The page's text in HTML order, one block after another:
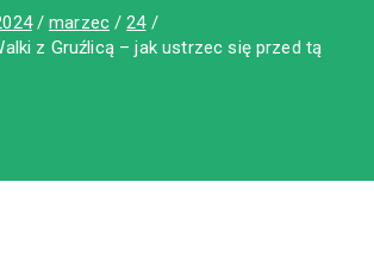
marzec
24
z Gruźlicą – jak ustrzec się przed tą